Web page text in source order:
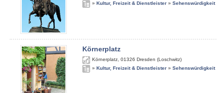
» Kultur, Freizeit & Dienstleister » Sehenswürdigkeit
Körnerplatz
Körnerplatz 01326 Dresden (Loschwitz)
» Kultur, Freizeit & Dienstleister » Sehenswürdigkeit